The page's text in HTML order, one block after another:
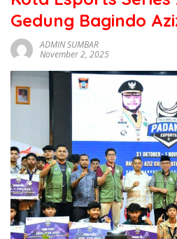
sumbar
tv
Gedung Bagindo
ADMIN SUMBAR
November 2, 2025